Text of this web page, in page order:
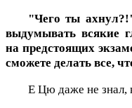
"Чего ты
выдумывать всякие
на предстоящих
сможете делать все,
Е Цю даже не знал,